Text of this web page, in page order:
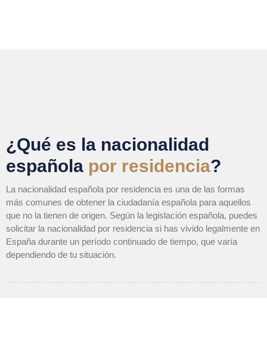
¿Qué es la nacionalidad
española por residencia?
La nacionalidad española por residencia es una de las formas
más comunes de obtener la ciudadanía española para aquellos
que no la tienen de origen. Según la legislación española, puedes
solicitar la nacionalidad por residencia si has vivido legalmente en
España durante un período continuado de tiempo, que varía
dependiendo de tu situación.